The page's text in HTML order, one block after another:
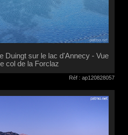
Duingt sur le lac d'Annecy - Vue
col de la Forclaz
Réf : ap120828057